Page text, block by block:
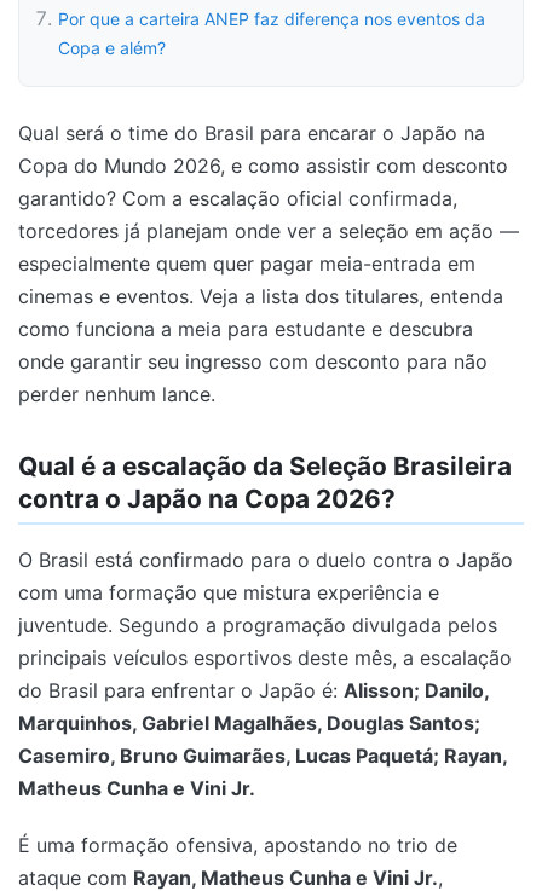
Por que a carteira ANEP faz diferença nos eventos da
Copa e além?
Qual será o time do Brasil para encarar o Japão na
Copa do Mundo 2026, e como assistir com desconto
garantido? Com a escalação oficial confirmada,
torcedores já planejam onde ver a seleção em ação —
especialmente quem quer pagar meia-entrada em
cinemas e eventos. Veja a lista dos titulares, entenda
como funciona a meia para estudante e descubra
onde garantir seu ingresso com desconto para não
perder nenhum lance.
Qual é a escalação da Seleção Brasileira
contra o Japão na Copa 2026?
O Brasil está confirmado para o duelo contra o Japão
com uma formação que mistura experiência e
juventude. Segundo a programação divulgada pelos
principais veículos esportivos deste mês, a escalação
do Brasil para enfrentar o Japão é: Alisson; Danilo,
Marquinhos, Gabriel Magalhães, Douglas Santos;
Casemiro, Bruno Guimarães, Lucas Paquetá; Rayan,
Matheus Cunha e Vini Jr.
É uma formação ofensiva, apostando no trio de
ataque com Rayan, Matheus Cunha e Vini Jr.,